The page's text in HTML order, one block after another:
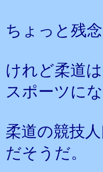
ちょっと残
けれど柔道
スポーツにな
柔道の競技
だそうだ。